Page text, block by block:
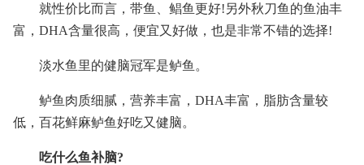
就性价比而言，带鱼、鲳鱼更好!另外秋刀鱼的鱼油丰
富，DHA含量很高，便宜又好做，也是非常不错的选择!
淡水鱼里的健脑冠军是鲈鱼。
鲈鱼肉质细腻，营养丰富，DHA丰富，脂肪含量较
低，百花鲜麻鲈鱼好吃又健脑。
吃什么鱼补脑?